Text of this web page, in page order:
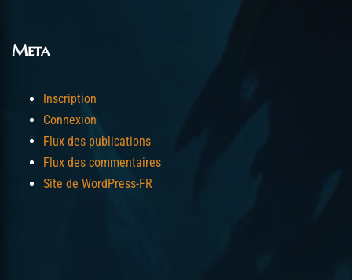
Meta
Inscription
Connexion
Flux des publications
Flux des commentaires
Site de WordPress-FR